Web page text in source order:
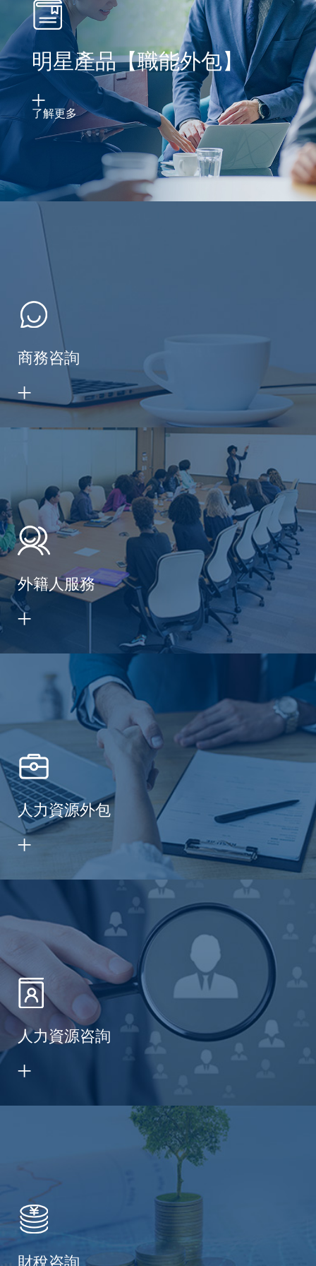
明星產品【職能外包】
了解更多
商務咨詢
外籍人服務
人力資源外包
人力資源咨詢
財稅咨詢